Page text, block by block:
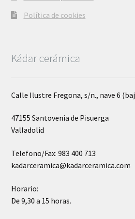
Política de cookies
Kádar cerámica
Calle Ilustre Fregona, s/n., nave 6
47155 Santovenia de Pisuerga
Valladolid
Telefono/Fax: 983 400 713
kadarceramica@kadarceramica.com
Horario:
De 9,30 a 15 horas.